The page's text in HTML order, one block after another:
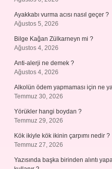
Ayakkabı vurma acısı nasıl geçer ?
Ağustos 5, 2026
Bilge Kağan Zülkarneyn mi ?
Ağustos 4, 2026
Anti-alerji ne demek ?
Ağustos 4, 2026
Alkolün ödem yapmaması için ne
Temmuz 30, 2026
Yörükler hangi boydan ?
Temmuz 29, 2026
Kök ikiyle kök ikinin çarpımı nedir ?
Temmuz 27, 2026
Yazısında başka birinden alıntı